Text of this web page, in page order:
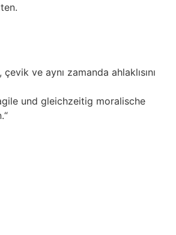
ve aynı zamanda ahlaklısını
und gleichzeitig moralische